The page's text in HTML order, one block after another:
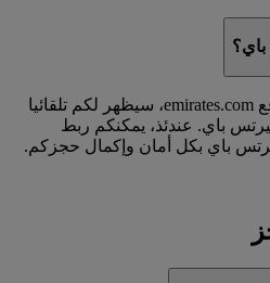
عند حجز رحلة على موقع emirates.com، سيظهر لكم تلقائيا
باي. عندئذ، يمكنكم ربط
باي بكل أمان وإكمال حجزكم.